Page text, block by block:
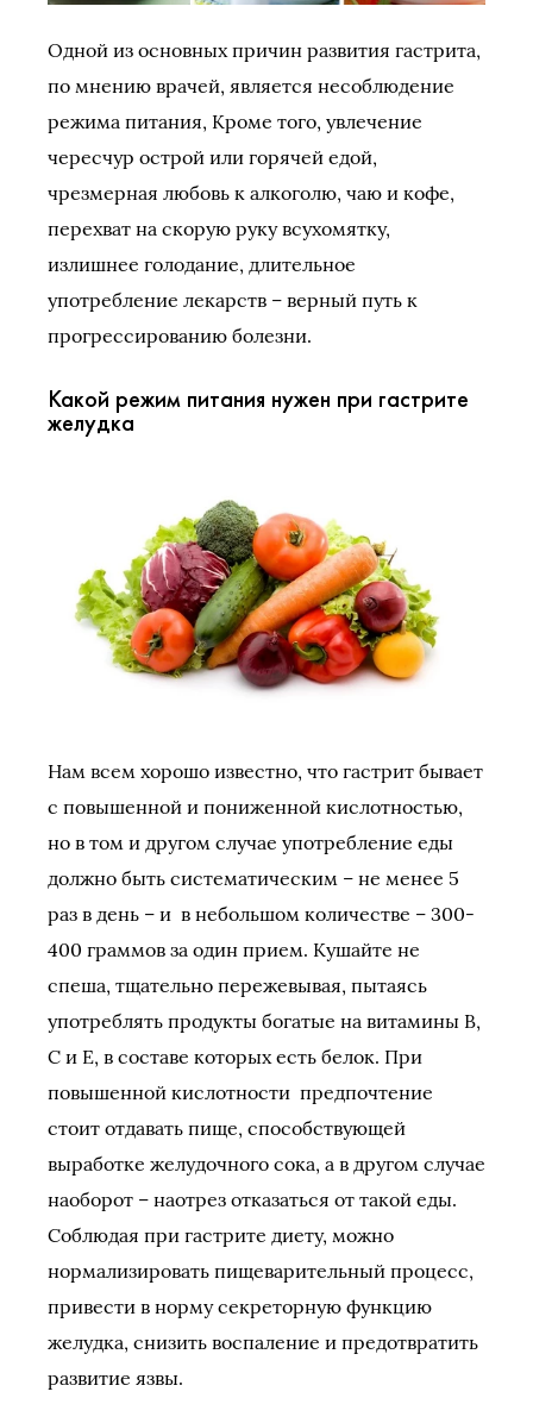
Одной из основных причин развития гастрита,
по мнению врачей, является несоблюдение
режима питания, Кроме того, увлечение
чересчур острой или горячей едой,
чрезмерная любовь к алкоголю, чаю и кофе,
перехват на скорую руку всухомятку,
излишнее голодание, длительное
употребление лекарств – верный путь к
прогрессированию болезни.
Какой режим питания нужен при гастрите
желудка
Нам всем хорошо известно, что гастрит бывает
с повышенной и пониженной кислотностью,
но в том и другом случае употребление еды
должно быть систематическим – не менее 5
раз в день – и в небольшом количестве – 300-
400 граммов за один прием. Кушайте не
спеша, тщательно пережевывая, пытаясь
употреблять продукты богатые на витамины В,
С и Е, в составе которых есть белок. При
повышенной кислотности предпочтение
стоит отдавать пище, способствующей
выработке желудочного сока, а в другом случае
наоборот – наотрез отказаться от такой еды.
Соблюдая при гастрите диету, можно
нормализировать пищеварительный процесс,
привести в норму секреторную функцию
желудка, снизить воспаление и предотвратить
развитие язвы.